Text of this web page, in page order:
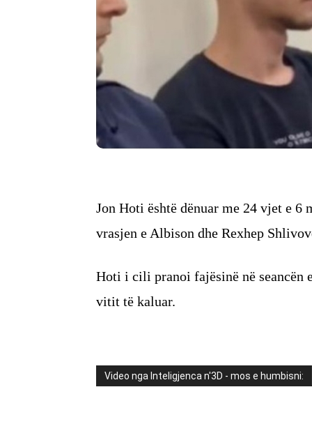
Jon Hoti është dënuar me 24 vjet e 6
vrasjen e Albison dhe Rexhep
Hoti i cili pranoi fajësinë në seancën
vitit të kaluar.
Video nga Inteligjenca n'3D - mos e humbisni: